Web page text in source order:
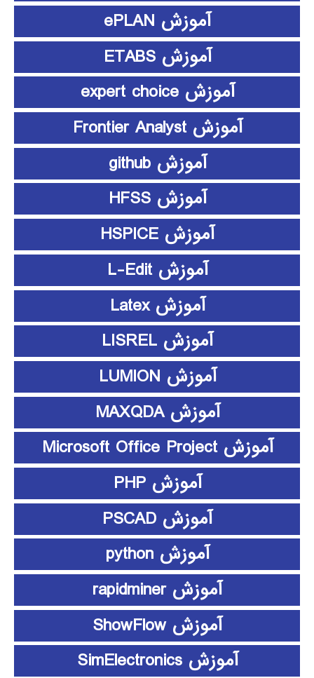
آموزش ePLAN
آموزش ETABS
آموزش expert choice
آموزش Frontier Analyst
آموزش github
آموزش HFSS
آموزش HSPICE
آموزش L-Edit
آموزش Latex
آموزش LISREL
آموزش LUMION
آموزش MAXQDA
آموزش Microsoft Office Project
آموزش PHP
آموزش PSCAD
آموزش python
آموزش rapidminer
آموزش ShowFlow
آموزش SimElectronics